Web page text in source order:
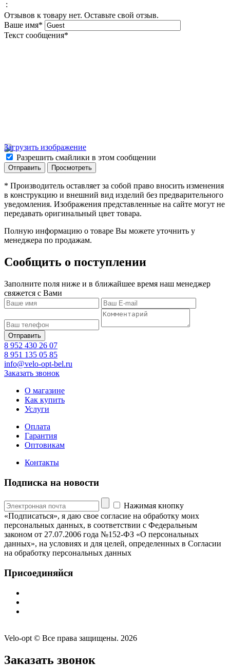
:
Отзывов к товару нет. Оставьте свой отзыв.
Ваше имя*
Текст сообщения*
Загрузить изображение
Разрешить смайлики в этом сообщении
* Производитель оставляет за собой право вносить изменения
в конструкцию и внешний вид изделий без предварительного
уведомления. Изображения представленные на сайте могут не
передавать оригинальный цвет товара.
Полную информацию о товаре Вы можете уточнить у
менеджера по продажам.
Сообщить о поступлении
Заполните поля ниже и в ближайшее время наш менеджер
свяжется с Вами
8 952 430 26 07
8 951 135 05 85
info@velo-opt-bel.ru
Заказать звонок
О магазине
Как купить
Услуги
Оплата
Гарантия
Оптовикам
Контакты
Подписка на новости
Нажимая кнопку
«Подписаться», я даю свое согласие на обработку моих
персональных данных, в соответствии с Федеральным
законом от 27.07.2006 года №152-ФЗ «О персональных
данных», на условиях и для целей, определенных в Согласии
на обработку персональных данных
Присоединяйся
Velo-opt © Все права защищены. 2026
Заказать звонок